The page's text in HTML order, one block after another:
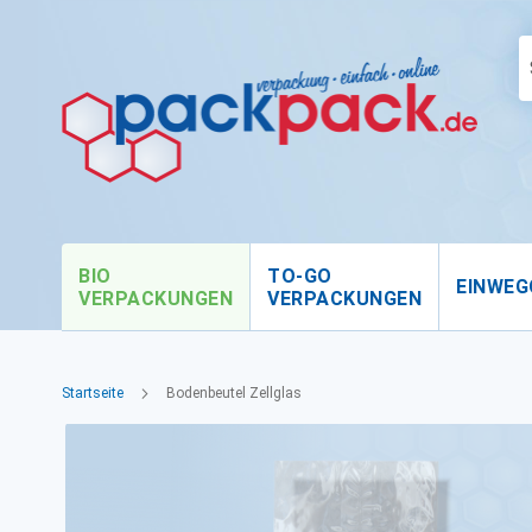
BIO
VERPACKUNGEN
TO-GO
VERPACKUNGEN
Startseite Bodenbeutel Zellglas